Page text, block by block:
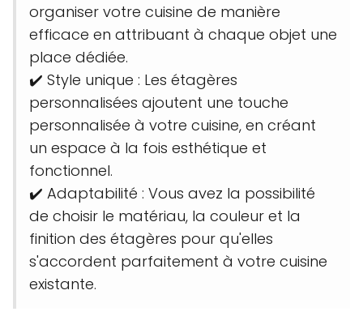
organiser votre cuisine de manière
efficace en attribuant à chaque objet une
place dédiée.
✔️ Style unique : Les étagères
personnalisées ajoutent une touche
personnalisée à votre cuisine, en créant
un espace à la fois esthétique et
fonctionnel.
✔️ Adaptabilité : Vous avez la possibilité
de choisir le matériau, la couleur et la
finition des étagères pour qu'elles
s'accordent parfaitement à votre cuisine
existante.